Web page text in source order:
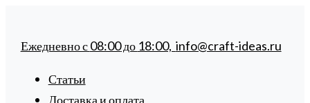
Ежедневно с08:00до 18:00, info@craft-ideas.ru
Статьи
Доставка и оплата